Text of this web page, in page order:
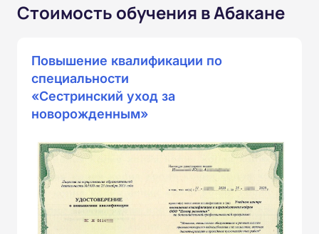
Стоимость обучения в Абакане
Повышение квалификации по
специальности
«Сестринский уход за
новорожденным»